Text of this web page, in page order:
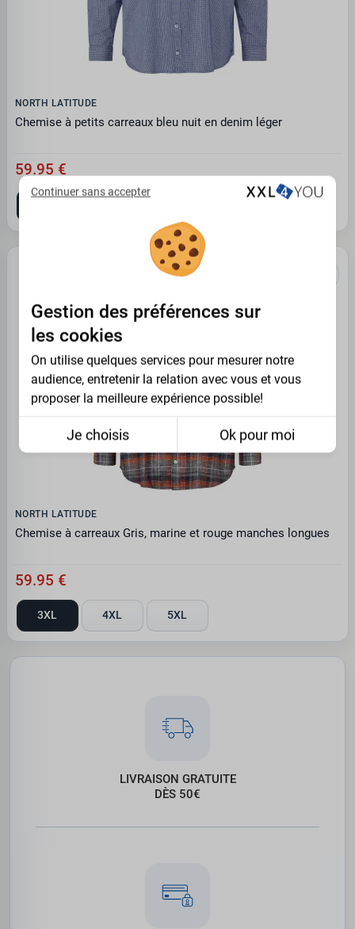
NORTH LATITUDE
Chemise à petits carreaux bleu nuit en denim léger
59.95 €
NORTH LATITUDE
Chemise à carreaux Gris, marine et rouge manches longues
59.95 €
3XL 4XL 5XL
LIVRAISON GRATUITE
DÈS 50€
Continuer sans accepter
Gestion des préférences sur
les cookies
On utilise quelques services pour mesurer notre
audience, entretenir la relation avec vous et vous
proposer la meilleure expérience possible!
Je choisis Ok pour moi